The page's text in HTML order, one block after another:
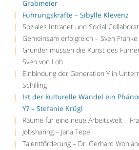
Grabmeier
Führungskräfte – Sibylle Klevenz
Soziales Intranet und Social
Gemeinsam erfolgreich – Sven Franke
Gründer müssen die Kunst des
Sven von Loh
Einbindung der Generation Y in
Schilling
Ist der kulturelle Wandel ein
Y? – Stefanie Krügl
Räume für eine neue Arbeitswelt –
Jobsharing – Jana Tepe
Talentförderung – Dr. Gerhard